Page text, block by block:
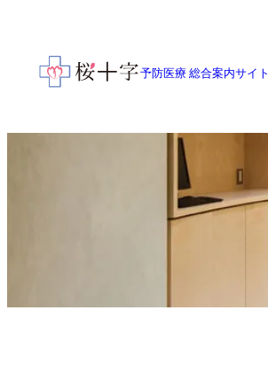
予防医療 総合案内サイト